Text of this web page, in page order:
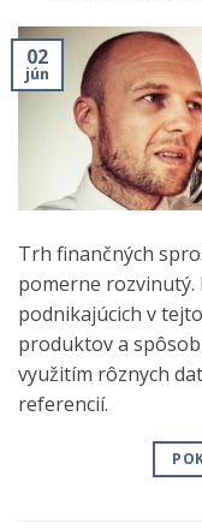
02
jún
Trh finančných
pomerne
podnikajúcich v
produktov a
využitím rôznych
referencií.